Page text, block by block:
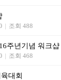
| 조회 488
주년기념 워크샵
| 조회 468
대회